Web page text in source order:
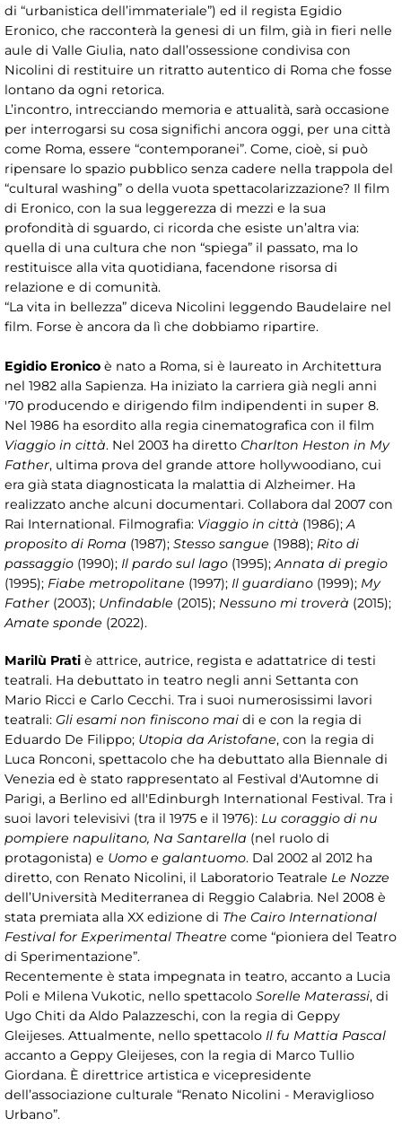
di “urbanistica dell’immateriale”) ed il regista Egidio
Eronico, che racconterà la genesi di un film, già in fieri nelle
aule di Valle Giulia, nato dall’ossessione condivisa con
Nicolini di restituire un ritratto autentico di Roma che fosse
lontano da ogni retorica.
L’incontro, intrecciando memoria e attualità, sarà occasione
per interrogarsi su cosa significhi ancora oggi, per una città
come Roma, essere “contemporanei”. Come, cioè, si può
ripensare lo spazio pubblico senza cadere nella trappola del
“cultural washing” o della vuota spettacolarizzazione? Il film
di Eronico, con la sua leggerezza di mezzi e la sua
profondità di sguardo, ci ricorda che esiste un’altra via:
quella di una cultura che non “spiega” il passato, ma lo
restituisce alla vita quotidiana, facendone risorsa di
relazione e di comunità.
“La vita in bellezza” diceva Nicolini leggendo Baudelaire nel
film. Forse è ancora da lì che dobbiamo ripartire.
Egidio Eronico è nato a Roma, si è laureato in Architettura
nel 1982 alla Sapienza. Ha iniziato la carriera già negli anni
'70 producendo e dirigendo film indipendenti in super 8.
Nel 1986 ha esordito alla regia cinematografica con il film
Viaggio in città. Nel 2003 ha diretto Charlton Heston in My
Father, ultima prova del grande attore hollywoodiano, cui
era già stata diagnosticata la malattia di Alzheimer. Ha
realizzato anche alcuni documentari. Collabora dal 2007 con
Rai International. Filmografia: Viaggio in città (1986);A
proposito di Roma (1987); Stesso sangue (1988); Rito di
passaggio (1990); Il pardo sul lago (1995);Annata di pregio
(1995); Fiabe metropolitane (1997); Il guardiano (1999); My
Father (2003); Unfindable (2015); Nessuno mi troverà (2015);
Amate sponde (2022).
Marilù Prati è attrice, autrice, regista e adattatrice di testi
teatrali. Ha debuttato in teatro negli anni Settanta con
Mario Ricci e Carlo Cecchi. Tra i suoi numerosissimi lavori
teatrali: Gli esami non finiscono mai di e con la regia di
Eduardo De Filippo; Utopia da Aristofane, con la regia di
Luca Ronconi, spettacolo che ha debuttato alla Biennale di
Venezia ed è stato rappresentato al Festival d'Automne di
Parigi, a Berlino ed all'Edinburgh International Festival. Tra i
suoi lavori televisivi (tra il 1975 e il 1976): Lu coraggio di nu
pompiere napulitano, Na Santarella (nel ruolo di
protagonista) e Uomo e galantuomo. Dal 2002 al 2012 ha
diretto, con Renato Nicolini, il Laboratorio Teatrale Le Nozze
dell’Università Mediterranea di Reggio Calabria. Nel 2008 è
stata premiata alla XX edizione di The Cairo International
Festival for Experimental Theatre come “pioniera del Teatro
di Sperimentazione”.
Recentemente è stata impegnata in teatro, accanto a Lucia
Poli e Milena Vukotic, nello spettacolo Sorelle Materassi, di
Ugo Chiti da Aldo Palazzeschi, con la regia di Geppy
Gleijeses. Attualmente, nello spettacolo Il fu Mattia Pascal
accanto a Geppy Gleijeses, con la regia di Marco Tullio
Giordana. È direttrice artistica e vicepresidente
dell’associazione culturale “Renato Nicolini - Meraviglioso
Urbano”.